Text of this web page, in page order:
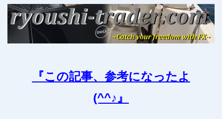
『この記事、参考になったよ
(^^♪』